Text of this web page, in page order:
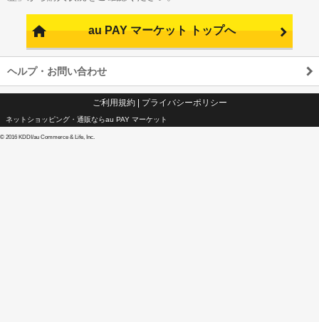
au PAY マーケット トップへ
ヘルプ・お問い合わせ
ご利用規約| プライバシーポリシー
ネットショッピング・通販ならau PAY マーケット
© 2016 KDDI/au Commerce & Life, Inc.